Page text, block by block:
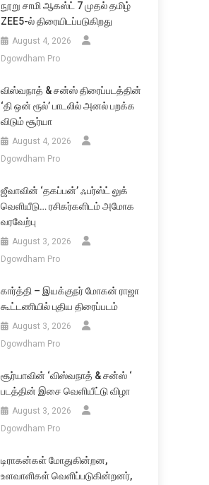
நூறு சாமி ஆகஸ்ட் 7 முதல் தமிழ்
ZEE5-ல் திரையிடப்படுகிறது
August 4, 2026
Dgowdham Pro
விஸ்வநாத் & சன்ஸ் திரைப்படத்தின்
‘தி ஒன் ரூல்’ பாடலில் அனல் பறக்க
விடும் சூர்யா
August 4, 2026
Dgowdham Pro
ஜீவாவின் ‘தகப்பன்’ ஃபர்ஸ்ட் லுக்
வெளியீடு… ரசிகர்களிடம் அமோக
வரவேற்பு
August 3, 2026
Dgowdham Pro
கார்த்தி – இயக்குநர் மோகன் ராஜா
கூட்டணியில் புதிய திரைப்படம்
August 3, 2026
Dgowdham Pro
சூர்யாவின் ‘விஸ்வநாத் & சன்ஸ் ‘
படத்தின் இசை வெளியீட்டு விழா
August 3, 2026
Dgowdham Pro
டிராகன்கள் மோதுகின்றன,
உளவாளிகள் வெளிப்படுகின்றனர்,